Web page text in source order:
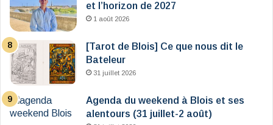
et l’horizon de 2027
1 août 2026
[Tarot de Blois] Ce que nous dit le
Bateleur
31 juillet 2026
Agenda du weekend à Blois et ses
alentours (31 juillet-2 août)